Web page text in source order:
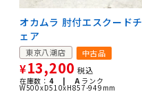
オカムラ 肘付エスクードチ
ェア
東京八潮店 中古品
¥13,200 税込
在庫数： 4 | Aランク
W500xD510xH857-949mm